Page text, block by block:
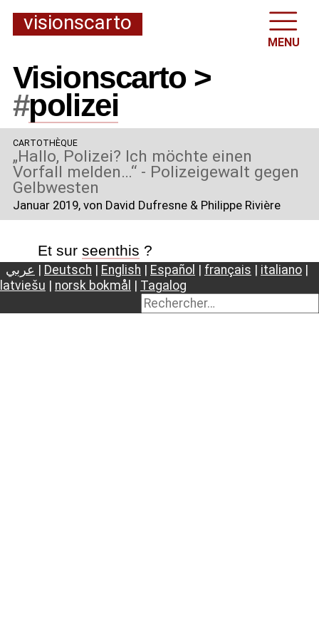
visionscarto
MENU
Visionscarto >
#polizei
CARTOTHÈQUE
„Hallo, Polizei? Ich möchte einen
Vorfall melden…“ - Polizeigewalt gegen
Gelbwesten
Januar 2019, von David Dufresne & Philippe Rivière
Et sur seenthis ?
عربي Deutsch English Español français italiano
latviešu
norsk bokmål Tagalog